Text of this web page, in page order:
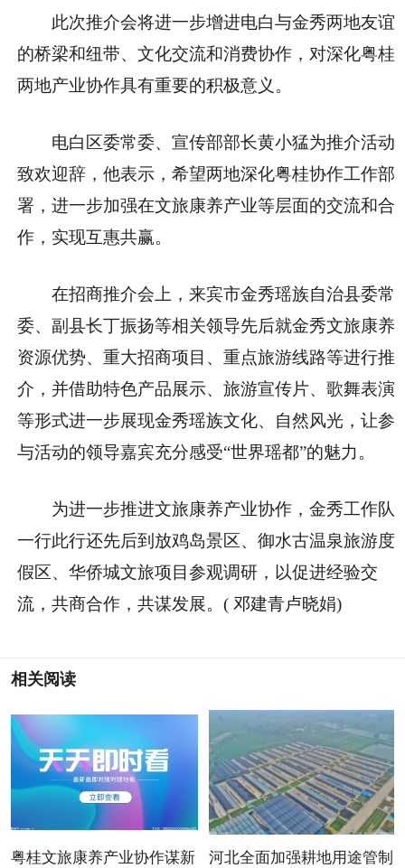
此次推介会将进一步增进电白与金秀两地友谊
的桥梁和纽带、文化交流和消费协作，对深化粤桂
两地产业协作具有重要的积极意义。
电白区委常委、宣传部部长黄小猛为推介活动
致欢迎辞，他表示，希望两地深化粤桂协作工作部
署，进一步加强在文旅康养产业等层面的交流和合
作，实现互惠共赢。
在招商推介会上，来宾市金秀瑶族自治县委常
委、副县长丁振扬等相关领导先后就金秀文旅康养
资源优势、重大招商项目、重点旅游线路等进行推
介，并借助特色产品展示、旅游宣传片、歌舞表演
等形式进一步展现金秀瑶族文化、自然风光，让参
与活动的领导嘉宾充分感受“世界瑶都”的魅力。
为进一步推进文旅康养产业协作，金秀工作队
一行此行还先后到放鸡岛景区、御水古温泉旅游度
假区、华侨城文旅项目参观调研，以促进经验交
流，共商合作，共谋发展。( 邓建青卢晓娟)
相关阅读
粤桂文旅康养产业协作谋新
河北全面加强耕地用途管制